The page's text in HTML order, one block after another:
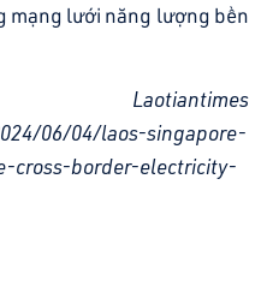
mạng lưới năng lượng bền
06/04/laos-singapore-
cross-border-electricity-